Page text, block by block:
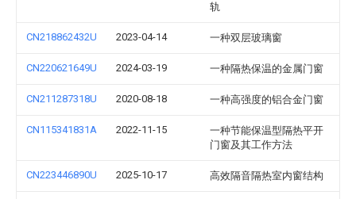
轨
CN218862432U 2023-04-14 一种双层玻璃窗
CN220621649U 2024-03-19 一种隔热保温的金属门窗
CN211287318U 2020-08-18 一种高强度的铝合金门窗
CN115341831A 2022-11-15
一种节能保温型隔热平开
门窗及其工作方法
CN223446890U 2025-10-17 高效隔音隔热室内窗结构